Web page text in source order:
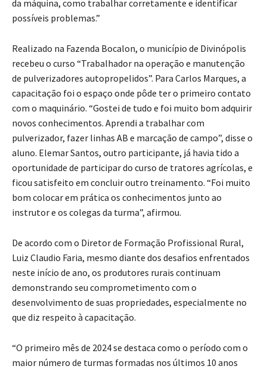
da máquina, como trabalhar corretamente e identificar
possíveis problemas.”
Realizado na Fazenda Bocalon, o município de Divinópolis
recebeu o curso “Trabalhador na operação e manutenção
de pulverizadores autopropelidos”. Para Carlos Marques, a
capacitação foi o espaço onde pôde ter o primeiro contato
com o maquinário. “Gostei de tudo e foi muito bom adquirir
novos conhecimentos. Aprendi a trabalhar com
pulverizador, fazer linhas AB e marcação de campo”, disse o
aluno. Elemar Santos, outro participante, já havia tido a
oportunidade de participar do curso de tratores agrícolas, e
ficou satisfeito em concluir outro treinamento. “Foi muito
bom colocar em prática os conhecimentos junto ao
instrutor e os colegas da turma”, afirmou.
De acordo com o Diretor de Formação Profissional Rural,
Luiz Claudio Faria, mesmo diante dos desafios enfrentados
neste início de ano, os produtores rurais continuam
demonstrando seu comprometimento com o
desenvolvimento de suas propriedades, especialmente no
que diz respeito à capacitação.
“O primeiro mês de 2024 se destaca como o período com o
maior número de turmas formadas nos últimos 10 anos